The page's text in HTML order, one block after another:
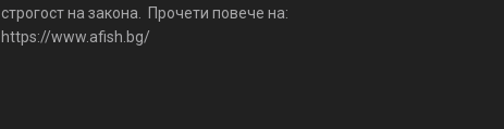
строгост на закона. Прочети повече на:
https://www.afish.bg/